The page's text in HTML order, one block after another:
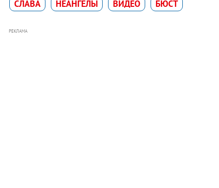
СЛАВА НЕАНГЕЛЫ ВИДЕО БЮСТ
РЕКЛАМА